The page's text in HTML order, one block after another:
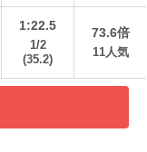
1:22.5
1/2
(35.2)
73.6倍
11人気